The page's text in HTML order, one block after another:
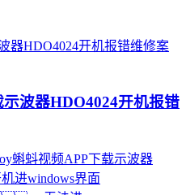
波器HDO4024开机报错
蝌蚪视频APP下载示波器
进windows界面